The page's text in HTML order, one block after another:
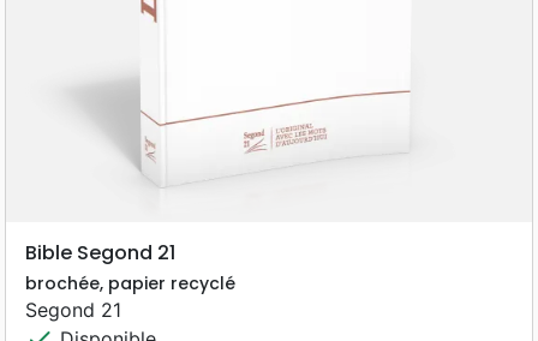
Bible Segond 21
brochée, papier recyclé
Segond 21